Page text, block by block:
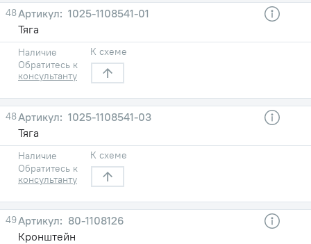
48
1025-1108541-01
Тяга
Наличие
Обратитесь к
консультанту
К схеме
48
1025-1108541-03
Тяга
Наличие
Обратитесь к
консультанту
К схеме
49
80-1108126
Кронштейн